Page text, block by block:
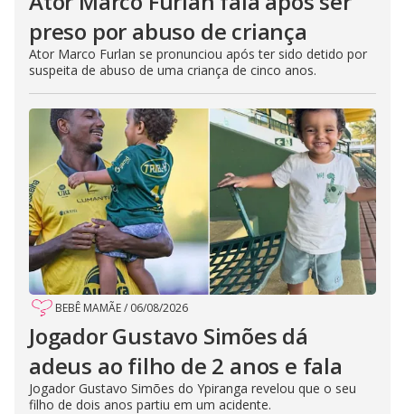
preso por abuso de criança
Ator Marco Furlan se pronunciou após ter sido detido por
suspeita de abuso de uma criança de cinco anos.
BEBÊ MAMÃE/ 06/08/2026
Jogador Gustavo Simões dá
adeus ao filho de 2 anos e fala
Jogador Gustavo Simões do Ypiranga revelou que o seu
filho de dois anos partiu em um acidente.